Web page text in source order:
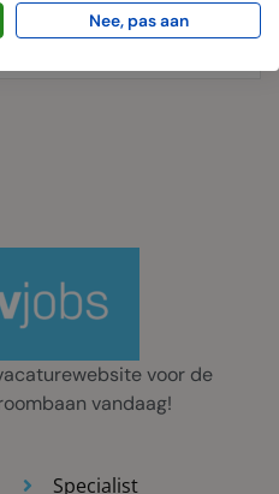
voor de
vandaag!
Specialist
Nee, pas aan